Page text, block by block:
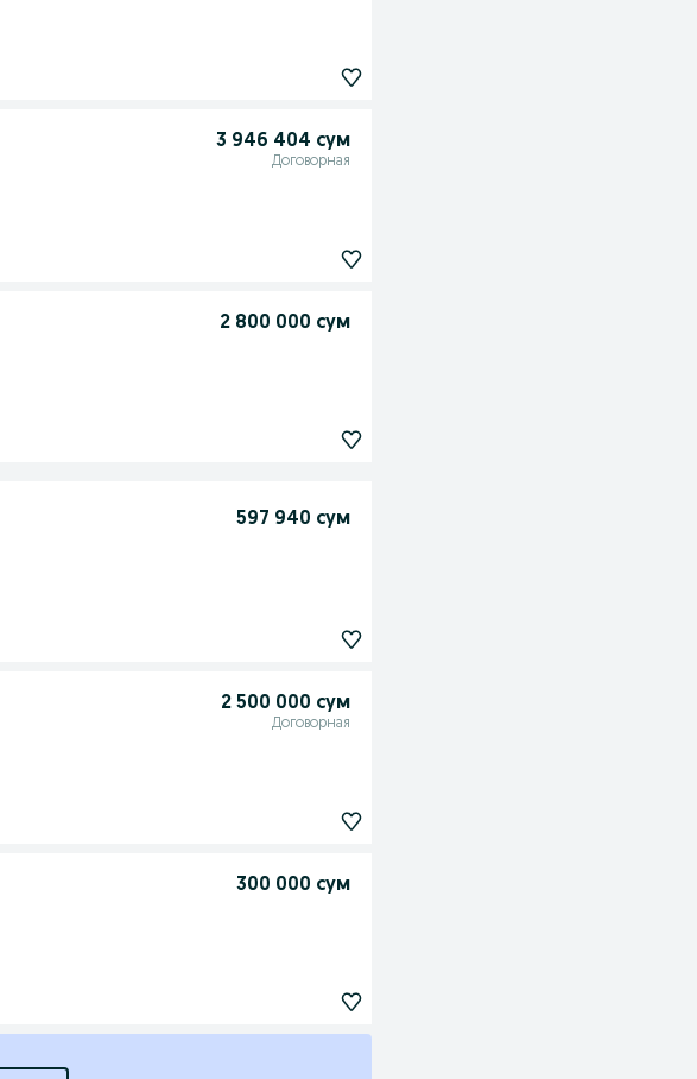
3 946 404 сум
Договорная
2 800 000 сум
597 940 сум
2 500 000 сум
Договорная
300 000 сум